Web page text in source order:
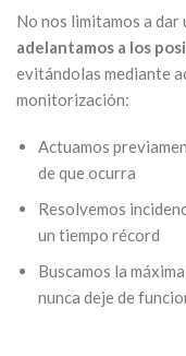
No nos limitamos a dar
adelantamos a los
evitándolas mediante
monitorización:
Actuamos
de que ocurra
Resolvemos
un tiempo récord
Buscamos la
nunca deje de